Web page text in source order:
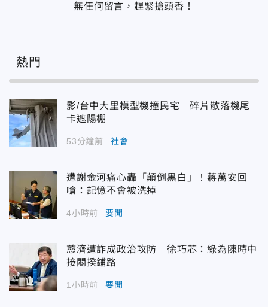
無任何留言，趕緊搶頭香！
熱門
影/台中大里模型機撞民宅 碎片散落機尾
卡遮陽棚
53分鐘前 社會
遭謝金河痛心轟「顛倒黑白」！蔣萬安回
嗆：記憶不會被洗掉
4小時前 要聞
慈濟遭詐成政治攻防 徐巧芯：綠為陳時中
接閣揆鋪路
1小時前 要聞